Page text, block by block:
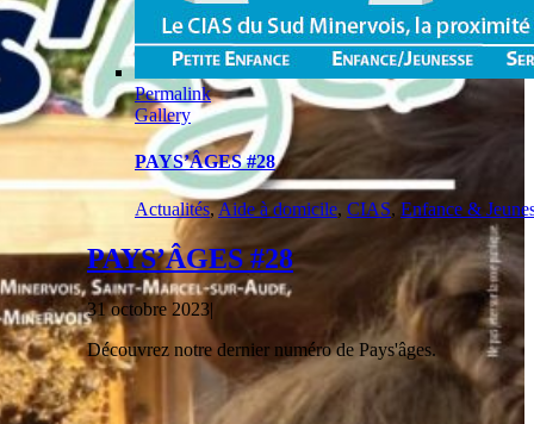
Permalink
Gallery
PAYS’ÂGES #28
Actualités,Aide à domicile, CIAS, Enfance &
PAYS’ÂGES #28
31 octobre 2023|
Découvrez notre dernier numéro de Pays'âges.